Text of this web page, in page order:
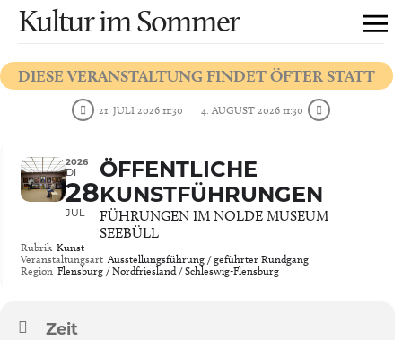
Kultur im Sommer
DIESE VERANSTALTUNG FINDET ÖFTER STATT
21. JULI 2026 11:30 4. AUGUST 2026 11:30
2026
DI
28
JUL
ÖFFENTLICHE
KUNSTFÜHRUNGEN
FÜHRUNGEN IM NOLDE MUSEUM
SEEBÜLL
Rubrik Kunst
Veranstaltungsart Ausstellungsführung / geführter Rundgang
Region Flensburg / Nordfriesland / Schleswig-Flensburg
Zeit